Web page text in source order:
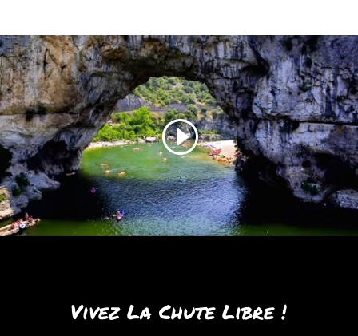
Vivez La Chute Libre !